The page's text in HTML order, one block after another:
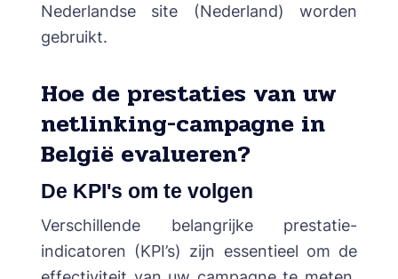
Nederlandse site (Nederland) worden
gebruikt.
Hoe de prestaties van uw
netlinking-campagne in
België evalueren?
De KPI's om te volgen
Verschillende belangrijke prestatie-
indicatoren (KPI’s) zijn essentieel om de